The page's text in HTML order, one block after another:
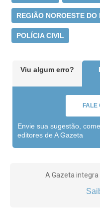
REGIÃO NOROESTE DO
POLÍCIA CIVIL
Viu algum erro?
FALE
Envie sua sugestão,
editores de A Gazeta
A Gazeta integra